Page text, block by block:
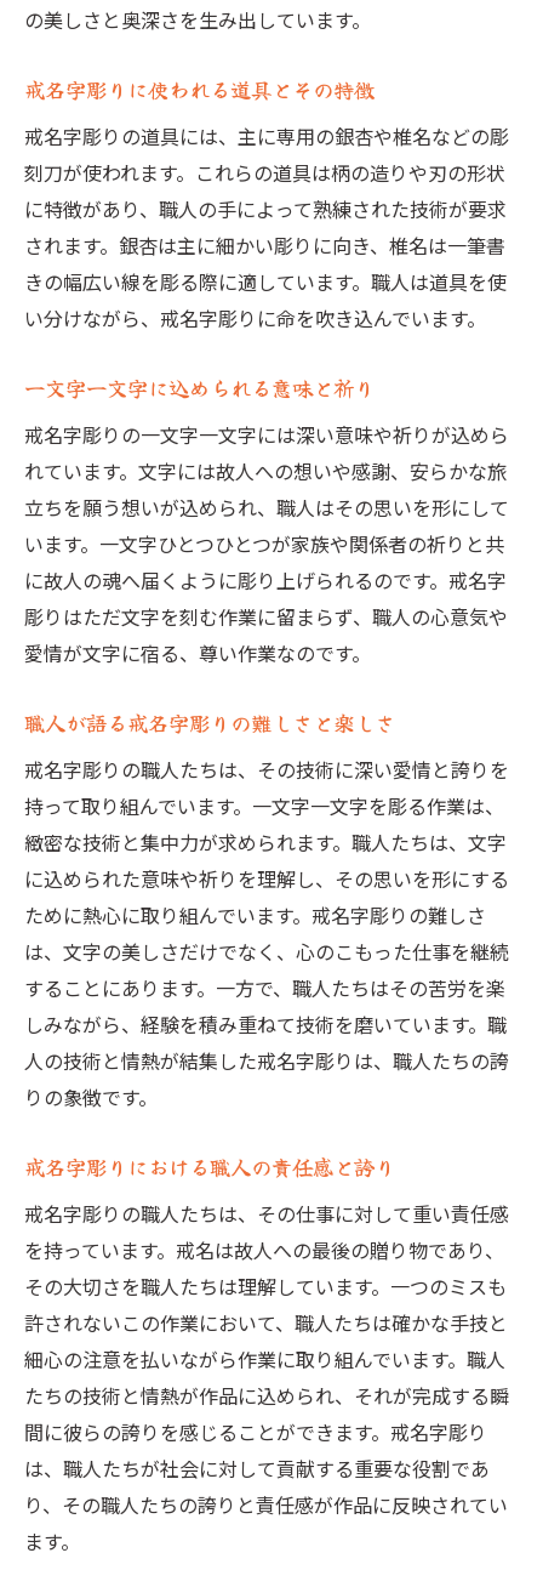
の美しさと奥深さを生み出しています。
戒名字彫りに使われる道具とその特徴
戒名字彫りの道具には、主に専用の銀杏や椎名などの彫
刻刀が使われます。これらの道具は柄の造りや刃の形状
に特徴があり、職人の手によって熟練された技術が要求
されます。銀杏は主に細かい彫りに向き、椎名は一筆書
きの幅広い線を彫る際に適しています。職人は道具を使
い分けながら、戒名字彫りに命を吹き込んでいます。
一文字一文字に込められる意味と祈り
戒名字彫りの一文字一文字には深い意味や祈りが込めら
れています。文字には故人への想いや感謝、安らかな旅
立ちを願う想いが込められ、職人はその思いを形にして
います。一文字ひとつひとつが家族や関係者の祈りと共
に故人の魂へ届くように彫り上げられるのです。戒名字
彫りはただ文字を刻む作業に留まらず、職人の心意気や
愛情が文字に宿る、尊い作業なのです。
職人が語る戒名字彫りの難しさと楽しさ
戒名字彫りの職人たちは、その技術に深い愛情と誇りを
持って取り組んでいます。一文字一文字を彫る作業は、
緻密な技術と集中力が求められます。職人たちは、文字
に込められた意味や祈りを理解し、その思いを形にする
ために熱心に取り組んでいます。戒名字彫りの難しさ
は、文字の美しさだけでなく、心のこもった仕事を継続
することにあります。一方で、職人たちはその苦労を楽
しみながら、経験を積み重ねて技術を磨いています。職
人の技術と情熱が結集した戒名字彫りは、職人たちの誇
りの象徴です。
戒名字彫りにおける職人の責任感と誇り
戒名字彫りの職人たちは、その仕事に対して重い責任感
を持っています。戒名は故人への最後の贈り物であり、
その大切さを職人たちは理解しています。一つのミスも
許されないこの作業において、職人たちは確かな手技と
細心の注意を払いながら作業に取り組んでいます。職人
たちの技術と情熱が作品に込められ、それが完成する瞬
間に彼らの誇りを感じることができます。戒名字彫り
は、職人たちが社会に対して貢献する重要な役割であ
り、その職人たちの誇りと責任感が作品に反映されてい
ます。